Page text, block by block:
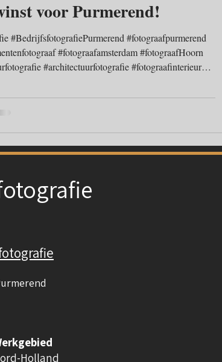
voor Purmerend!
#BedrijfsfotografiePurmerend #fotograafpurmerend
#fotograafamsterdam #fotograafHoorn
#architectuurfotografie #fotograafinterieur
Holland